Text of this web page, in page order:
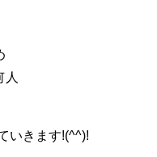
人
いきます!(^^)!